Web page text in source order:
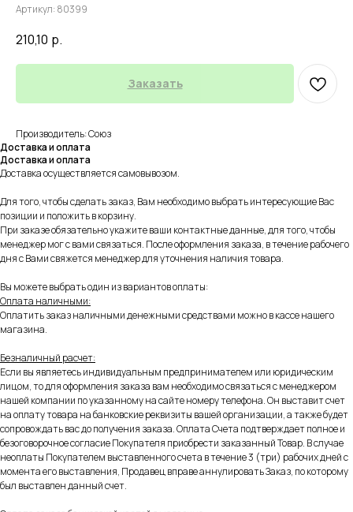
Артикул: 80399
210,10 р.
Заказать
Производитель: Союз
Доставка и оплата
Доставка и оплата
Доставка осуществляется самовывозом.
Для того, чтобы сделать заказ, Вам необходимо выбрать интересующие Вас
позиции и положить в корзину.
При заказе обязательно укажите ваши контактные данные, для того, чтобы
менеджер мог с вами связаться. После оформления заказа, в течение рабочего
дня с Вами свяжется менеджер для уточнения наличия товара.
Вы можете выбрать один из вариантов оплаты:
Оплата наличными:
Оплатить заказ наличными денежными средствами можно в кассе нашего
магазина.
Безналичный расчет:
Если вы являетесь индивидуальным предпринимателем или юридическим
лицом, то для оформления заказа вам необходимо связаться с менеджером
нашей компании по указанному на сайте номеру телефона. Он выставит счет
на оплату товара на банковские реквизиты вашей организации, а также будет
сопровождать вас до получения заказа. Оплата Счета подтверждает полное и
безоговорочное согласие Покупателя приобрести заказанный Товар. В случае
неоплаты Покупателем выставленного счета в течение 3 (три) рабочих дней с
момента его выставления, Продавец вправе аннулировать Заказ, по которому
был выставлен данный счет.